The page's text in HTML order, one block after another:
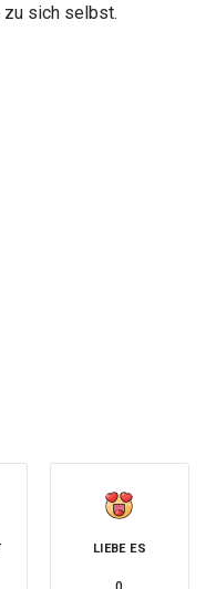
zu sich selbst.
LIEBE ES